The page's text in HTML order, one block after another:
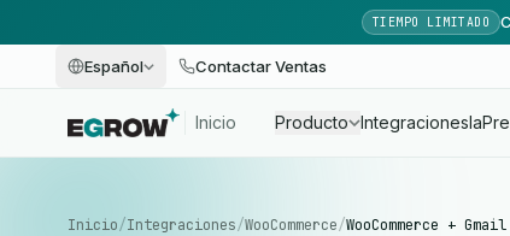
TIEMPO LIMITADO
Español Contactar Ventas
Inicio Producto IntegracionesIa
Inicio/Integraciones/WooCommerce/WooCommerce + Gmail